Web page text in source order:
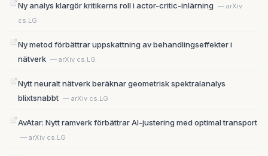
Ny analys klargör kritikerns roll i actor-critic-inlärning — arXiv
cs.LG
Ny metod förbättrar uppskattning av behandlingseffekter i
nätverk — arXiv cs.LG
Nytt neuralt nätverk beräknar geometrisk spektralanalys
blixtsnabbt — arXiv cs.LG
AvAtar: Nytt ramverk förbättrar AI-justering med optimal transport
— arXiv cs.LG